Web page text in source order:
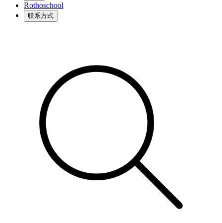
Rothoschool
联系方式